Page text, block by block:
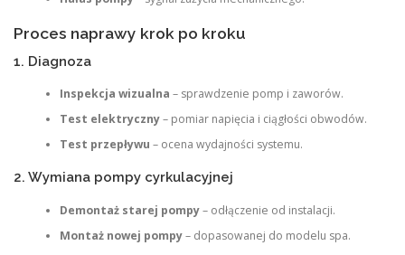
Proces naprawy krok po kroku
1. Diagnoza
Inspekcja wizualna – sprawdzenie pomp i zaworów.
Test elektryczny– pomiar napięcia i ciągłości obwodów.
Test przepływu – ocena wydajności systemu.
2. Wymiana pompy cyrkulacyjnej
Demontaż starej pompy– odłączenie od instalacji.
Montaż nowej pompy– dopasowanej do modelu spa.